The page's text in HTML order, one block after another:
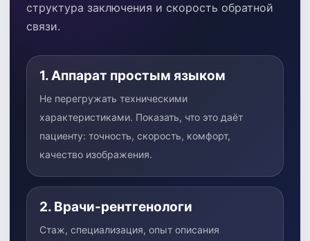
структура заключения и скорость обратной
связи.
1. Аппарат простым языком
Не перегружать техническими
характеристиками. Показать, что это даёт
пациенту: точность, скорость, комфорт,
качество изображения.
2. Врачи-рентгенологи
Стаж, специализация, опыт описания